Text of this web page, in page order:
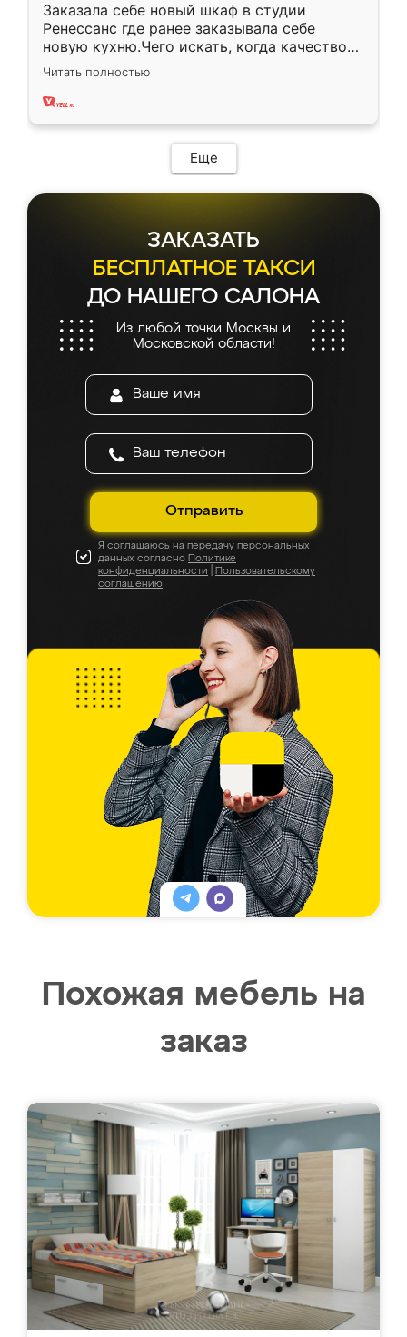
Заказала себе новый шкаф в студии
Ренессанс где ранее заказывала себе
новую кухню.Чего искать, когда качеством
вполне довольна. Служит кухня уже почти
два года, нареканий нет.
Читать полностью
Еще
ЗАКАЗАТЬ
БЕСПЛАТНОЕ ТАКСИ
ДО НАШЕГО САЛОНА
Из любой точки Москвы и
Московской области!
Отправить
Я соглашаюсь на передачу персональных
данных согласно Политике
конфиденциальности
Пользовательскому
соглашению
Похожая мебель на
заказ